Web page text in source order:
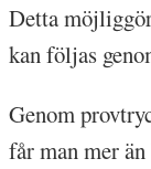
Detta
kan följas
Genom
får man mer